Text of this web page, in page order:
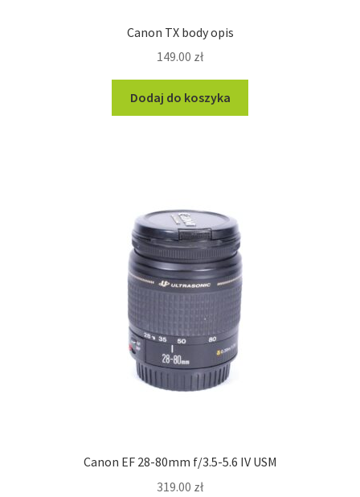
Canon TX body opis
149.00 zł
Dodaj do koszyka
Canon EF 28-80mm f/3.5-5.6 IV USM
319.00 zł